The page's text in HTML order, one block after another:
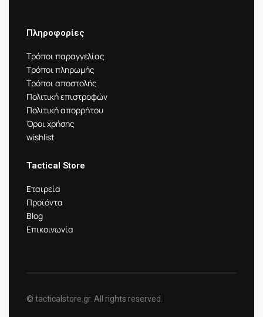
Πληροφορίες
Τρόποι παραγγελίας
Τρόποι πληρωμής
Τρόποι αποστολής
Πολιτική επιστροφών
Πολιτική απορρήτου
Όροι χρήσης
wishlist
Tactical Store
Εταιρεία
Προϊόντα
Blog
Επικοινωνία
© tacticalstore.gr. All rights reserved.